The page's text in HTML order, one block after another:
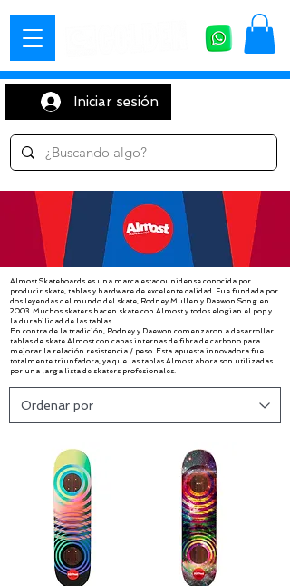
Iniciar sesión
Almost Skateboards es una marca estadounidense conocida por
producir skate, tablas y hardware de excelente calidad. Fue fundada por
dos leyendas del mundo del skate, Rodney Mullen y Daewon Song en
2003. Muchos skaters hacen skate con Almost y todos elogian el pop y
la durabilidad de las tablas.
En contra de la tradición, Rodney y Daewon comenzaron a desarrollar
tablas de skate Almost con capas internas de fibra de carbono para
mejorar la relación resistencia / peso. Esta apuesta innovadora fue
totalmente triunfadora, ya que las tablas Almost ahora son utilizadas
por una larga lista de skaters profesionales.